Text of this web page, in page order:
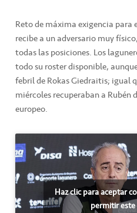
Reto de máxima exigencia para
recibe a un adversario muy
todas las posiciones. Los
todo su roster disponible,
febril de Rokas Giedraitis; igual
miércoles recuperaban a Rubén
europeo.
Haz clic para aceptar
permitir